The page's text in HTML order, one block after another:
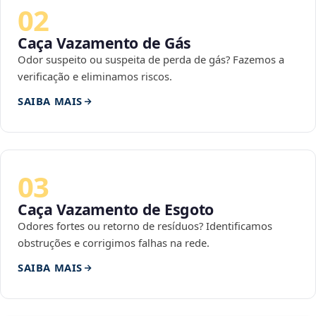
02
Caça Vazamento de Gás
Odor suspeito ou suspeita de perda de gás? Fazemos a
verificação e eliminamos riscos.
SAIBA MAIS
03
Caça Vazamento de Esgoto
Odores fortes ou retorno de resíduos? Identificamos
obstruções e corrigimos falhas na rede.
SAIBA MAIS